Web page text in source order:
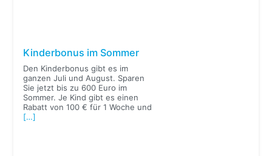
Kinderbonus im Sommer
Den Kinderbonus gibt es im
ganzen Juli und August. Sparen
Sie jetzt bis zu 600 Euro im
Sommer. Je Kind gibt es einen
Rabatt von 100 € für 1 Woche und
[…]